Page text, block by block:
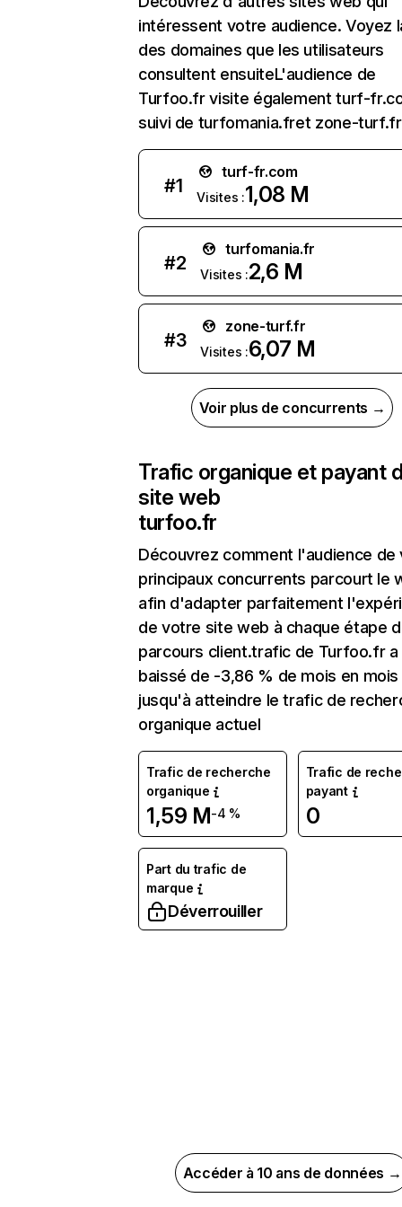
intéressent votre audience. Voyez
des domaines que les utilisateurs
consultent ensuiteL'audience de
Turfoo.fr visite également turf-
suivi de turfomania.fret zone-
#1
turf-fr.com
Visites :1,08 M
#2
turfomania.fr
Visites :2,6 M
#3
zone-turf.fr
Visites :6,07 M
Voir plus de concurrents →
Trafic organique et payant
site web
turfoo.fr
Découvrez comment l'audience de
principaux concurrents parcourt le
afin d'adapter parfaitement
de votre site web à chaque étape
parcours client.trafic de Turfoo.fr a
baissé de -3,86 % de mois en mois
jusqu'à atteindre le trafic de
organique actuel
Trafic de recherche
organique
1,59 M-4 %
Trafic de
payant
0
Part du trafic de
marque
Déverrouiller
Accéder à 10 ans de données →